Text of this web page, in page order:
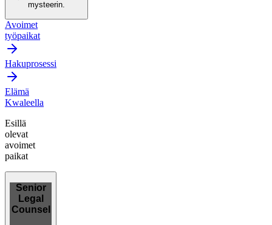
mysteerin.
Avoimet
työpaikat
Hakuprosessi
Elämä
Kwaleella
Esillä
olevat
avoimet
paikat
Senior
Legal
Counsel